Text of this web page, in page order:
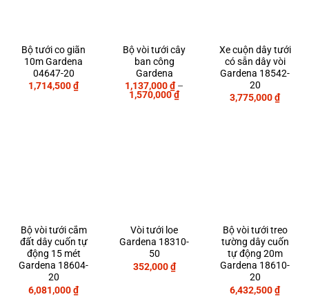
Bộ tưới co giãn
10m Gardena
04647-20
1,714,500₫
Bộ vòi tưới cây
ban công
Gardena
1,137,000₫ –
1,570,000₫Khoảng
giá:
Xe cuộn dây tưới
có sẵn dây vòi
Gardena 18542-
20
3,775,000₫
Bộ vòi tưới cắm
đất dây cuốn tự
động 15 mét
Gardena 18604-
20
6,081,000₫
Vòi tưới loe
Gardena 18310-
50
352,000₫
Bộ vòi tưới treo
tường dây cuốn
tự động 20m
Gardena 18610-
20
6,432,500₫